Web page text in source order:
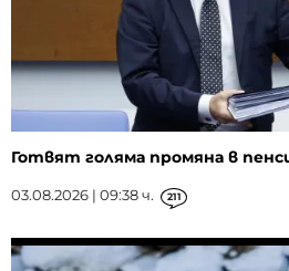
Готвят голяма промяна в
03.08.2026 | 09:38 ч. 211